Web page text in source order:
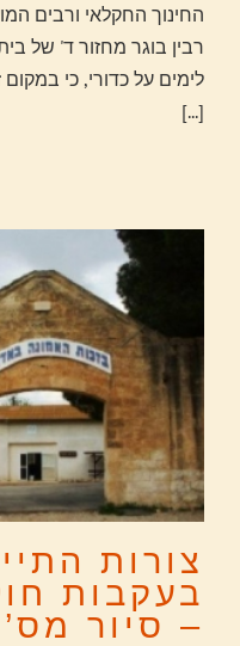
החינוך החקלאי ורבים
רבין בוגר מחזור ד' של
לימים על כדורי, כי
[...]
צורות
בעקבות
– סיור מס’ 2